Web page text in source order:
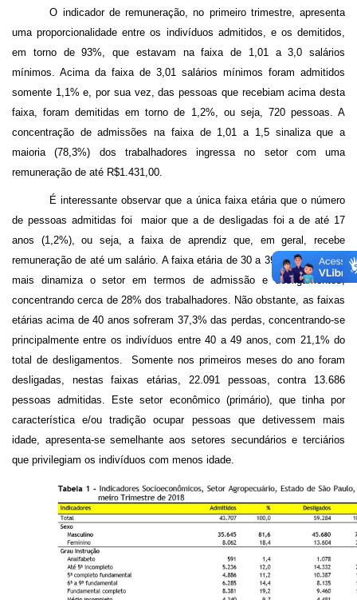
O indicador de remuneração, no primeiro trimestre, apresenta
uma proporcionalidade entre os indivíduos admitidos, e os demitidos,
em torno de 93%, que estavam na faixa de 1,01 a 3,0 salários
mínimos. Acima da faixa de 3,01 salários mínimos foram admitidos
somente 1,1% e, por sua vez, das pessoas que recebiam acima desta
faixa, foram demitidas em torno de 1,2%, ou seja, 720 pessoas. A
concentração de admissões na faixa de 1,01 a 1,5 sinaliza que a
maioria (78,3%) dos trabalhadores ingressa no setor com uma
remuneração de até R$1.431,00.
É interessante observar que a única faixa etária que o número
de pessoas admitidas foi
maior que a de desligadas foi a de até 17
anos (1,2%), ou seja, a faixa de aprendiz que, em geral, recebe
remuneração de até um salário. A faixa etária de 30 a 39 anos foi a que
mais dinamiza o setor em termos de admissão e desligamentos,
concentrando cerca de 28% dos trabalhadores. Não obstante, as faixas
etárias acima de 40 anos sofreram 37,3% das perdas, concentrando-se
principalmente entre os indivíduos entre 40 a 49 anos, com 21,1% do
total de desligamentos.
Somente nos primeiros meses do ano foram
desligadas, nestas faixas etárias, 22.091 pessoas, contra 13.686
pessoas admitidas. Este setor econômico (primário), que tinha por
característica e/ou tradição ocupar pessoas que detivessem mais
idade, apresenta-se semelhante aos setores secundários e terciários
que privilegiam os indivíduos com menos idade.